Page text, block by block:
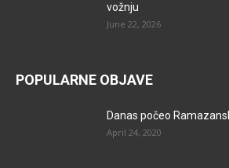
vožnju
June 22, 2026
POPULARNE OBJAVE
Danas počeo
April 24, 2020